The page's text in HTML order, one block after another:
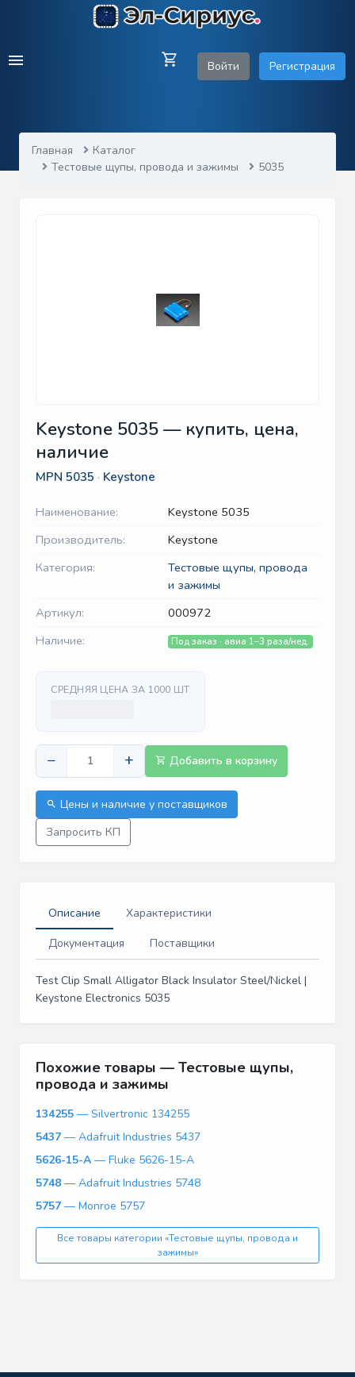
Войти Регистрация
Главная
Каталог
Тестовые щупы, провода и зажимы
5035
Keystone 5035 — купить, цена,
наличие
MPN 5035 · Keystone
Наименование:
Keystone 5035
Производитель:
Keystone
Категория:
Тестовые щупы, провода
и зажимы
Артикул:
000972
Наличие:
Под заказ · авиа 1–3 раза/нед.
СРЕДНЯЯ ЦЕНА ЗА 1000 ШТ
− + Добавить в корзину
Цены и наличие у поставщиков
Запросить КП
Описание
Характеристики
Документация
Поставщики
Test Clip Small Alligator Black Insulator Steel/Nickel |
Keystone Electronics 5035
Похожие товары — Тестовые щупы,
провода и зажимы
134255 — Silvertronic 134255
5437 — Adafruit Industries 5437
5626-15-A — Fluke 5626-15-A
5748 — Adafruit Industries 5748
5757 — Monroe 5757
Все товары категории «Тестовые щупы, провода и
зажимы»